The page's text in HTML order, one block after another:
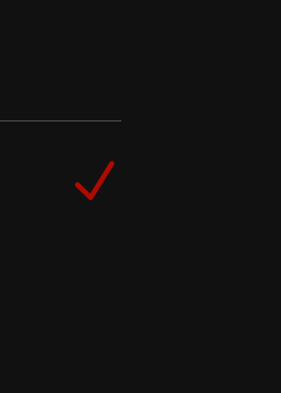
N